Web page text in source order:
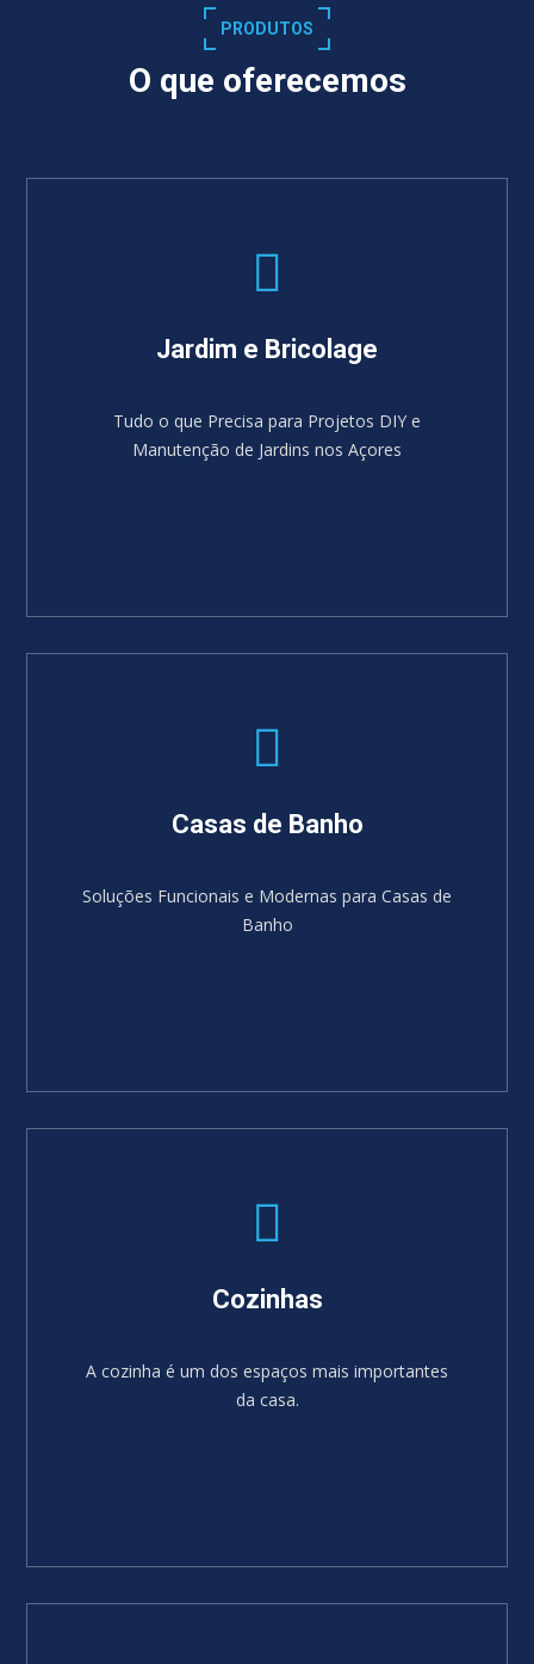
PRODUTOS
O que oferecemos
Jardim e Bricolage
Tudo o que Precisa para Projetos DIY e
Manutenção de Jardins nos Açores
Casas de Banho
Soluções Funcionais e Modernas para Casas de
Banho
Cozinhas
A cozinha é um dos espaços mais importantes
da casa.
SABER MAIS